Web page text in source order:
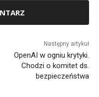
Następny artykuł
OpenAI w ogniu krytyki.
Chodzi o komitet ds.
bezpieczeństwa